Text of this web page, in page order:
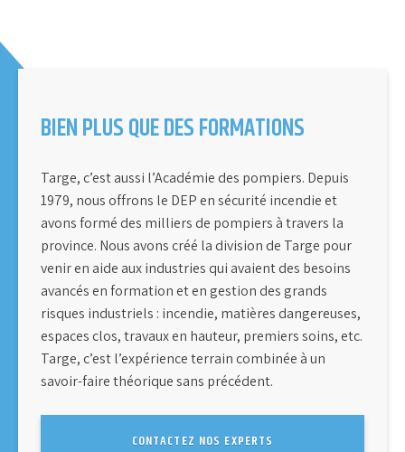
BIEN PLUS QUE DES FORMATIONS
Targe, c’est aussi l’Académie des pompiers. Depuis
1979, nous offrons le DEP en sécurité incendie et
avons formé des milliers de pompiers à travers la
province. Nous avons créé la division de Targe pour
venir en aide aux industries qui avaient des besoins
avancés en formation et en gestion des grands
risques industriels : incendie, matières dangereuses,
espaces clos, travaux en hauteur, premiers soins, etc.
Targe, c’est l’expérience terrain combinée à un
savoir-faire théorique sans précédent.
CONTACTEZ NOS EXPERTS